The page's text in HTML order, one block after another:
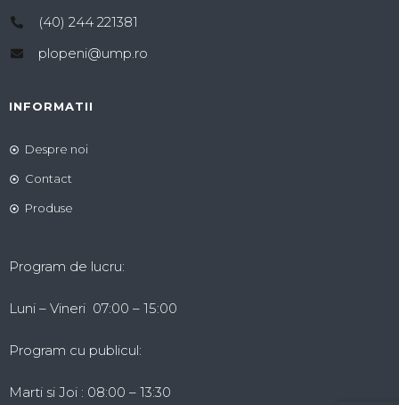
(40) 244 221381
plopeni@ump.ro
INFORMATII
Despre noi
Contact
Produse
Program de lucru:
Luni – Vineri 07:00 – 15:00
Program cu publicul:
Marti si Joi : 08:00 – 13:30